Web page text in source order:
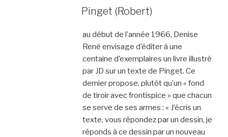
Pinget (Robert)
au début de l’année 1966, Denise
René envisage d’éditer à une
centaine d’exemplaires un livre illustré
par JD sur un texte de Pinget. Ce
dernier propose, plutôt qu’un « fond
de tiroir avec frontispice » que chacun
se serve de ses armes : « J’écris un
texte, vous répondez par un dessin, je
réponds à ce dessin par un nouveau